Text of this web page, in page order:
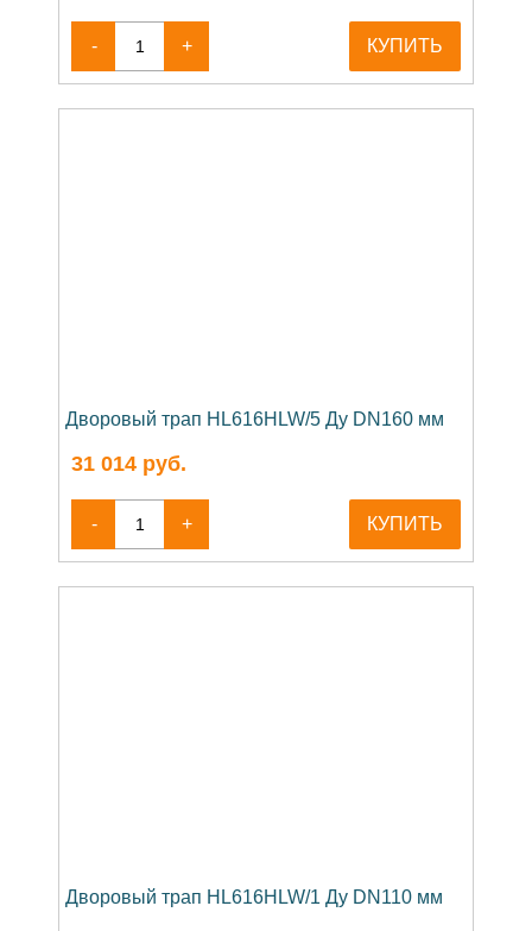
- + КУПИТЬ
Дворовый трап HL616HLW/5 Ду DN160 мм
31 014 руб.
- + КУПИТЬ
Дворовый трап HL616HLW/1 Ду DN110 мм